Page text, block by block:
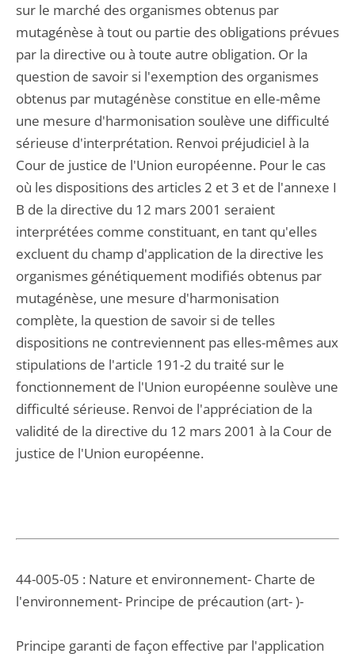
sur le marché des organismes obtenus par
mutagénèse à tout ou partie des obligations prévues
par la directive ou à toute autre obligation. Or la
question de savoir si l'exemption des organismes
obtenus par mutagénèse constitue en elle-même
une mesure d'harmonisation soulève une difficulté
sérieuse d'interprétation. Renvoi préjudiciel à la
Cour de justice de l'Union européenne. Pour le cas
où les dispositions des articles 2 et 3 et de l'annexe I
B de la directive du 12 mars 2001 seraient
interprétées comme constituant, en tant qu'elles
excluent du champ d'application de la directive les
organismes génétiquement modifiés obtenus par
mutagénèse, une mesure d'harmonisation
complète, la question de savoir si de telles
dispositions ne contreviennent pas elles-mêmes aux
stipulations de l'article 191-2 du traité sur le
fonctionnement de l'Union européenne soulève une
difficulté sérieuse. Renvoi de l'appréciation de la
validité de la directive du 12 mars 2001 à la Cour de
justice de l'Union européenne.
44-005-05 : Nature et environnement- Charte de
l'environnement- Principe de précaution (art- )-
Principe garanti de façon effective par l'application